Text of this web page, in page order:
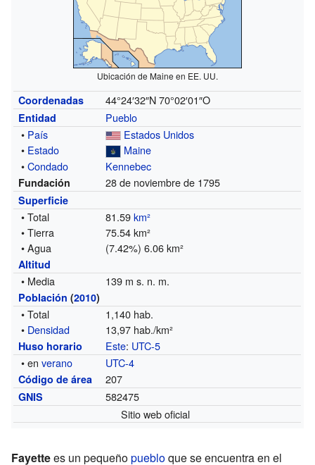
Ubicación de Maine en EE. UU.
Coordenadas 44°24′32″N 70°02′01″O
Entidad
Pueblo
• País
Estados Unidos
• Estado
Maine
•Condado Kennebec
Fundación 28 de noviembre de 1795
Superficie
• Total 81.59km²
• Tierra
75.54 km²
• Agua
(7.42%) 6.06 km²
Altitud
• Media 139 m s. n. m.
Población (2010)
• Total
1,140 hab.
• Densidad 13,97 hab./km²
Huso horario Este: UTC-5
• enverano UTC-4
Código de área 207
GNIS
582475
Sitio web oficial
Fayettees un pequeñopuebloque se encuentra en el